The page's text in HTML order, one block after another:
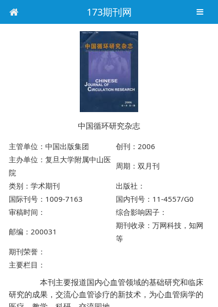
173期刊网
中国循环研究杂志
主管单位：中国出版集团
创刊：2006
主办单位：复旦大学附属中山医
院
周期：双月刊
类别：学术期刊
出版社：
国际刊号：1009-7163
国内刊号：11-4557/G0
审稿时间：
综合影响因子：
邮编：200031
期刊收录：万网科技，知网
等
期刊荣誉：
主要栏目：
本刊主要报道国内心血管领域的基础研究和临床
研究的成果，交流心血管诊疗的新技术，为心血管病学的